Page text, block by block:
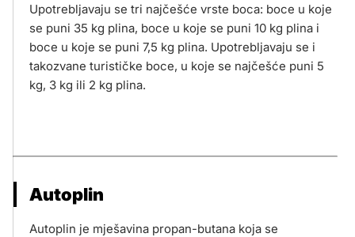
Upotrebljavaju se tri najčešće vrste boca: boce u koje
se puni 35 kg plina, boce u koje se puni 10 kg plina i
boce u koje se puni 7,5 kg plina. Upotrebljavaju se i
takozvane turističke boce, u koje se najčešće puni 5
kg, 3 kg ili 2 kg plina.
Autoplin
Autoplin je mješavina propan-butana koja se